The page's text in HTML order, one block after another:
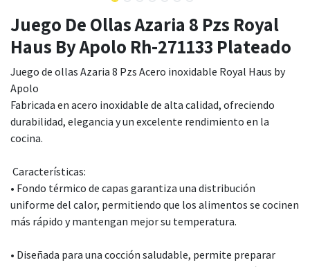
Juego De Ollas Azaria 8 Pzs Royal
Haus By Apolo Rh-271133 Plateado
Juego de ollas Azaria 8 Pzs Acero inoxidable Royal Haus by
Apolo
Fabricada en acero inoxidable de alta calidad, ofreciendo
durabilidad, elegancia y un excelente rendimiento en la
cocina.
Características:
• Fondo térmico de capas garantiza una distribución
uniforme del calor, permitiendo que los alimentos se cocinen
más rápido y mantengan mejor su temperatura.
• Diseñada para una cocción saludable, permite preparar